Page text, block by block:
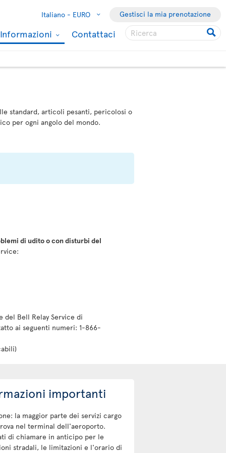
Italiano - EURO Gestisci la mia prenotazione
Informazioni Contattaci
standard, articoli pesanti, pericolosi o
per ogni angolo del mondo.
di udito o con disturbi del
del Bell Relay Service di
ai seguenti numeri: 1-866-
importanti
la maggior parte dei servizi cargo
nel terminal dell'aeroporto.
di chiamare in anticipo per le
stradali, le limitazioni e l'orario di